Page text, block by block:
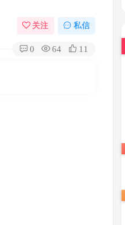
关注 私信
0 64 11